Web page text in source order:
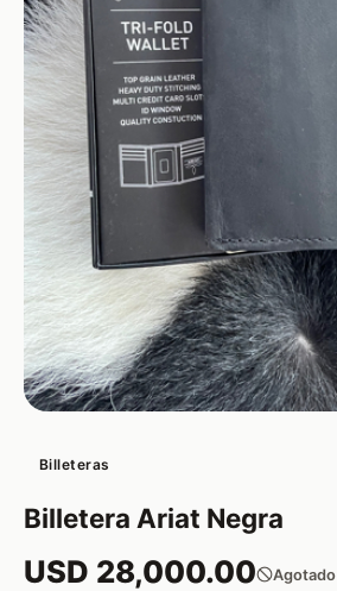
Billeteras
Billetera Ariat Negra
USD 28,000.00 Agotado